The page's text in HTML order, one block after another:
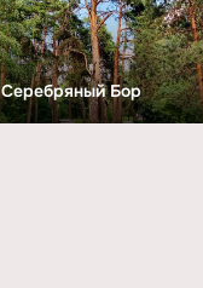
Серебряный Бор